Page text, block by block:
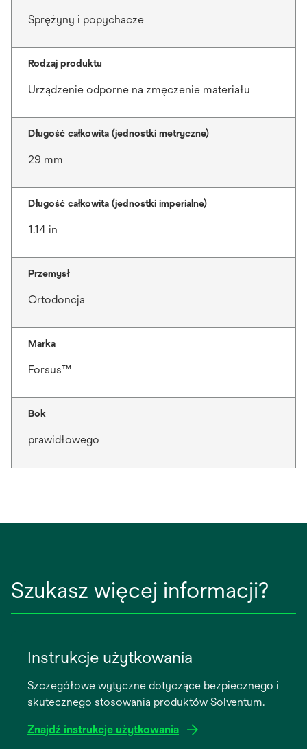
Sprężyny i popychacze
Rodzaj produktu
Urządzenie odporne na zmęczenie materiału
Długość całkowita (jednostki metryczne)
29 mm
Długość całkowita (jednostki imperialne)
1.14 in
Przemysł
Ortodoncja
Marka
Forsus™
Bok
prawidłowego
Szukasz więcej informacji?
Instrukcje użytkowania
Szczegółowe wytyczne dotyczące bezpiecznego i
skutecznego stosowania produktów Solventum.
Znajdź instrukcje użytkowania